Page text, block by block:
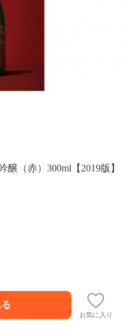
（赤）300ml【2019版】
お気に入り